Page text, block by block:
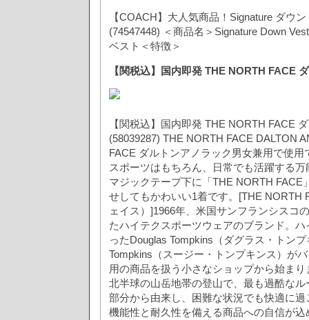
【COACH】大人気商品！Signature ダウ
(74547448) ＜商品名＞Signature Down
ベスト＜特徴＞
【関税込】国内即発 THE NORTH FACE
【関税込】国内即発 THE NORTH FACE
(58039287) THE NORTH FACE DALTON
FACE ダルトンアノラック男女兼用で使用
スポーツはもちろん、日常でも活躍する
マジックテープ下に「THE NORTH FACE
せしてもかわいい1着です。[THE NORTH
ェイス）]1966年、米国サンフランシスコ
たハイテクスポーツウェアのブランド。
ったDouglas Tompkins（ダグラス・トン
Tompkins（スージー・トンプキンス）が
用の商品を扱う小さなショップから始ま
北半球の山岳地帯の登山で、最も過酷な
部分から由来し、困難な状況でも快適に
機能性と耐久性を備える商品への自信が